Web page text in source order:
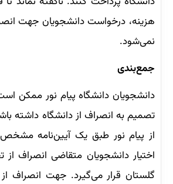
هزینه، درخواست دانشجویان جهت
نمی‌شود.
جمع‌بندی
دانشجویان دانشگاه پیام نور ممکن
تصمیم به انصراف از دانشگاه داشته
از پیام نور طبق یک آیین‌نامه
اختیار دانشجویان متقاضی انصراف
گلستان قرار می‌گیرد. جهت انصراف از